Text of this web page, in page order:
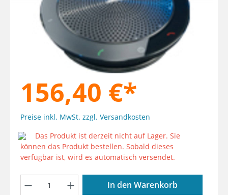
156,40 €*
Preise inkl. MwSt. zzgl. Versandkosten
Das Produkt ist derzeit nicht auf Lager. Sie
können das Produkt bestellen. Sobald dieses
verfügbar ist, wird es automatisch versendet.
Produkt Anzahl: Gib den
In den Warenkorb